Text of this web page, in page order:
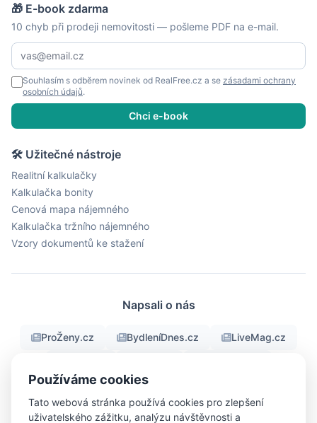
🎁 E-book zdarma
10 chyb při prodeji nemovitosti — pošleme PDF na e-mail.
Souhlasím s odběrem novinek od RealFree.cz a se zásadami ochrany
osobních údajů.
Chci e-book
🛠 Užitečné nástroje
Realitní kalkulačky
Kalkulačka bonity
Cenová mapa nájemného
Kalkulačka tržního nájemného
Vzory dokumentů ke stažení
Napsali o nás
ProŽeny.cz BydleníDnes.cz LiveMag.cz
Objektiv24.cz
Používáme cookies
Tato webová stránka používá cookies pro zlepšení
uživatelského zážitku, analýzu návštěvnosti a